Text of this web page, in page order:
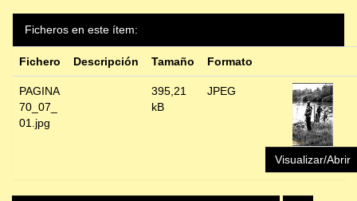
Ficheros en este ítem:
Fichero Descripción Tamaño Formato
PAGINA
70_07_
01.jpg
395,21
kB
JPEG
Visualizar/Abrir